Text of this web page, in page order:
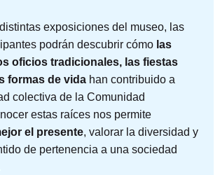
exposiciones del museo, las
podrán descubrir cómo las
oficios tradicionales, las fiestas
formas de vidahan contribuido a
colectiva de la Comunidad
estas raíces nos permite
el presente, valorar la diversidad y
de pertenencia a una sociedad